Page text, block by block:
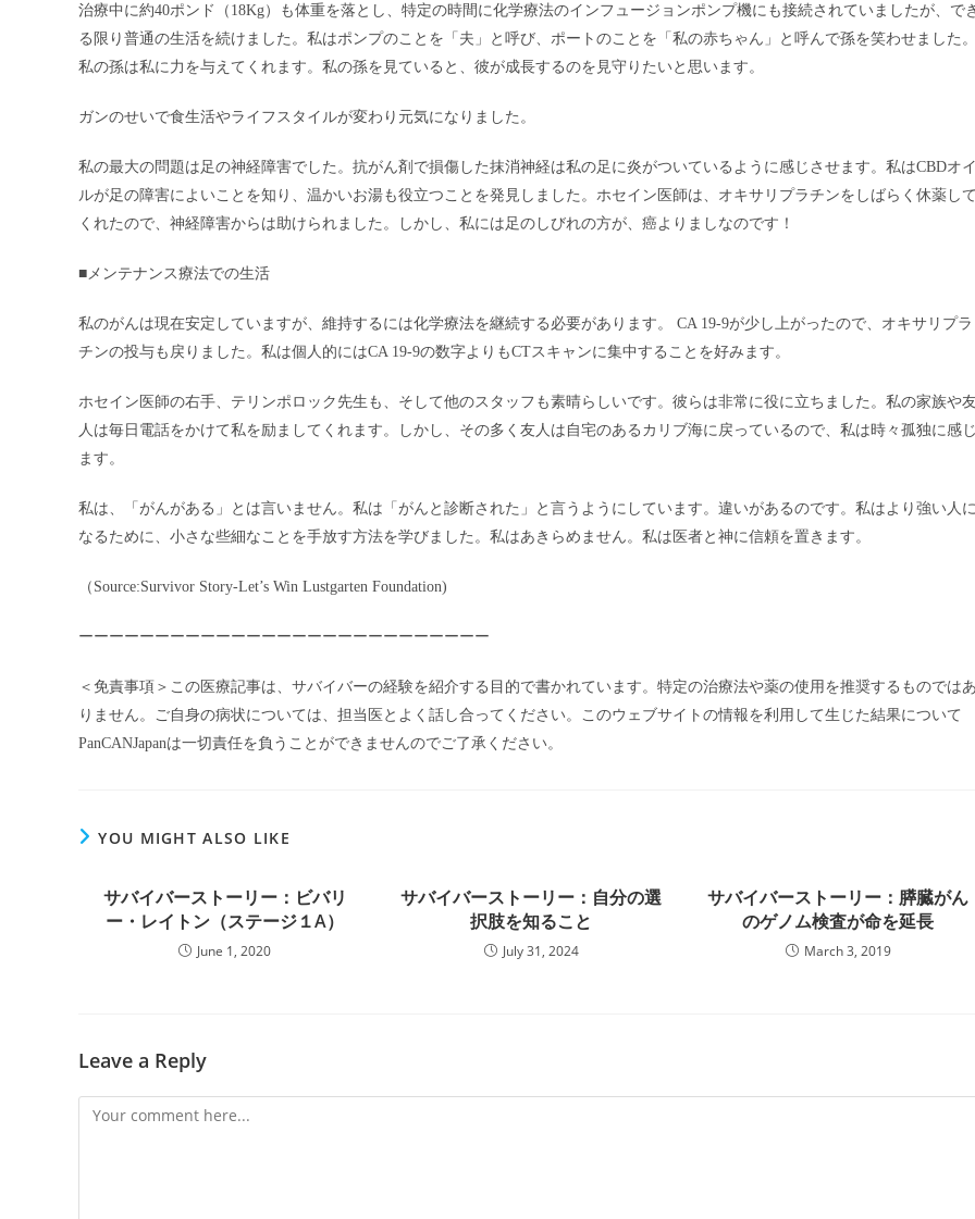
治療中に約40ポンド（18Kg）も体重を落とし、特定の時間に化学療法のインフュージョンポンプ機にも接続されていましたが、で
る限り普通の生活を続けました。私はポンプのことを「夫」と呼び、ポートのことを「私の赤ちゃん」と呼んで孫を笑わせました。
私の孫は私に力を与えてくれます。私の孫を見ていると、彼が成長するのを見守りたいと思います。
ガンのせいで食生活やライフスタイルが変わり元気になりました。
私の最大の問題は足の神経障害でした。抗がん剤で損傷した抹消神経は私の足に炎がついているように感じさせます。私はCBDオイ
ルが足の障害によいことを知り、温かいお湯も役立つことを発見しました。ホセイン医師は、オキサリプラチンをしばらく休薬して
くれたので、神経障害からは助けられました。しかし、私には足のしびれの方が、癌よりましなのです！
■メンテナンス療法での生活
私のがんは現在安定していますが、維持するには化学療法を継続する必要があります。 CA 19-9が少し上がったので、オキサリプラ
チンの投与も戻りました。私は個人的にはCA 19-9の数字よりもCTスキャンに集中することを好みます。
ホセイン医師の右手、テリンポロック先生も、そして他のスタッフも素晴らしいです。彼らは非常に役に立ちました。私の家族や
人は毎日電話をかけて私を励ましてくれます。しかし、その多く友人は自宅のあるカリブ海に戻っているので、私は時々孤独に感じ
ます。
私は、「がんがある」とは言いません。私は「がんと診断された」と言うようにしています。違いがあるのです。私はより強い人に
なるために、小さな些細なことを手放す方法を学びました。私はあきらめません。私は医者と神に信頼を置きます。
（Source:Survivor Story-Let’s Win Lustgarten Foundation)
ーーーーーーーーーーーーーーーーーーーーーーーーーーー
＜免責事項＞この医療記事は、サバイバーの経験を紹介する目的で書かれています。特定の治療法や薬の使用を推奨するものではあ
りません。ご自身の病状については、担当医とよく話し合ってください。このウェブサイトの情報を利用して生じた結果について
PanCANJapanは一切責任を負うことができませんのでご了承ください。
YOU MIGHT ALSO LIKE
サバイバーストーリー：ビバリ
ー・レイトン（ステージ１A）
June 1, 2020
サバイバーストーリー：自分の選
択肢を知ること
July 31, 2024
サバイバーストーリー：膵臓がん
のゲノム検査が命を延長
March 3, 2019
Leave a Reply
Comment